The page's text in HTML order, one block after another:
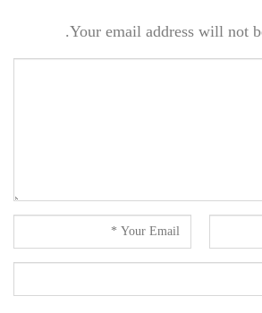
Your email address will not